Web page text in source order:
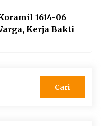
1614-06
Kerja Bakti